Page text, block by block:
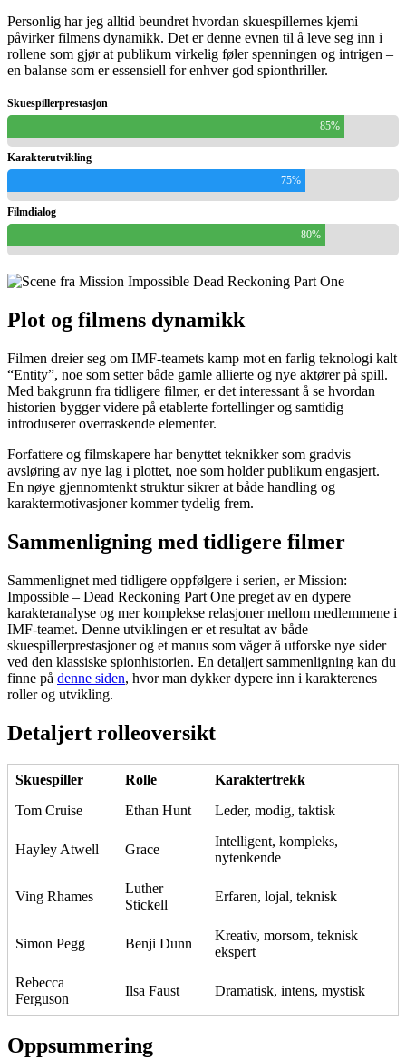
Personlig har jeg alltid beundret hvordan skuespillernes kjemi
påvirker filmens dynamikk. Det er denne evnen til å leve seg inn i
rollene som gjør at publikum virkelig føler spenningen og intrigen –
en balanse som er essensiell for enhver god spionthriller.
Skuespillerprestasjon
85%
Karakterutvikling
75%
Filmdialog
80%
Plot og filmens dynamikk
Filmen dreier seg om IMF-teamets kamp mot en farlig teknologi kalt
“Entity”, noe som setter både gamle allierte og nye aktører på spill.
Med bakgrunn fra tidligere filmer, er det interessant å se hvordan
historien bygger videre på etablerte fortellinger og samtidig
introduserer overraskende elementer.
Forfattere og filmskapere har benyttet teknikker som gradvis
avsløring av nye lag i plottet, noe som holder publikum engasjert.
En nøye gjennomtenkt struktur sikrer at både handling og
karaktermotivasjoner kommer tydelig frem.
Sammenligning med tidligere filmer
Sammenlignet med tidligere oppfølgere i serien, er Mission:
Impossible – Dead Reckoning Part One preget av en dypere
karakteranalyse og mer komplekse relasjoner mellom medlemmene i
IMF-teamet. Denne utviklingen er et resultat av både
skuespillerprestasjoner og et manus som våger å utforske nye sider
ved den klassiske spionhistorien. En detaljert sammenligning kan du
finne på denne siden, hvor man dykker dypere inn i karakterenes
roller og utvikling.
Detaljert rolleoversikt
Skuespiller Rolle
Karaktertrekk
Tom Cruise
Ethan Hunt Leder, modig, taktisk
Hayley Atwell Grace
Intelligent, kompleks,
nytenkende
Ving Rhames
Luther
Stickell
Erfaren, lojal, teknisk
Simon Pegg Benji Dunn
Kreativ, morsom, teknisk
ekspert
Rebecca
Ferguson
Ilsa Faust Dramatisk, intens, mystisk
Oppsummering